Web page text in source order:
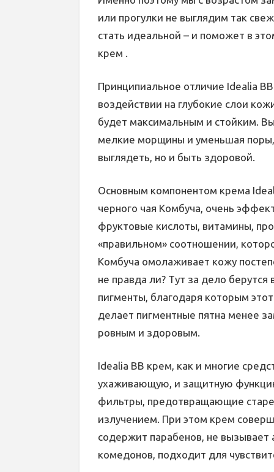
или прогулки не выглядим так
стать идеальной – и поможет в
крем .
Принципиальное отличие Idealia
воздействии на глубокие слои
будет максимальным и стойким.
мелкие морщины и уменьшая
выглядеть, но и быть здоровой.
Основным компонентом крема
черного чая Комбуча, очень
фруктовые кислоты, витамины,
«правильном» соотношении,
Комбуча омолаживает кожу
не правда ли? Тут за дело
пигменты, благодаря которым
делает пигментные пятна менее
ровным и здоровым.
Idealia BB крем, как и многие
ухаживающую, и защитную
фильтры, предотвращающие
излучением. При этом крем
содержит парабенов, не вызывает
комедонов, подходит для